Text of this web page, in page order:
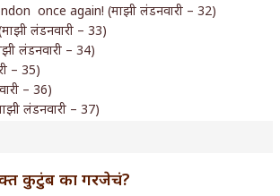
once again! (माझी लंडनवारी – 32)
लंडनवारी – 33)
लंडनवारी – 34)
– 35)
– 36)
लंडनवारी – 37)
कुटुंब का गरजेचं?